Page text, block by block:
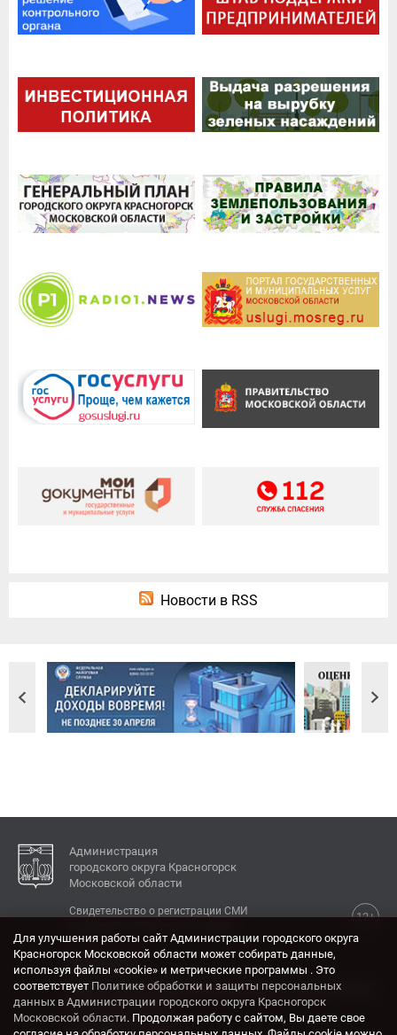
Новости в RSS
Администрация
городского округа Красногорск
Московской области
12+
Свидетельство о регистрации СМИ
КОНТАКТЫ
Адрес: 143404, Московская область, г. Красногорск,
ул. Ленина, дом 4.
Электронная почта:
Для улучшения работы сайт Администрации городского округа
Красногорск Московской области может собирать данные,
используя файлы «cookie» и метрические программы . Это
соответствует Политике обработки и защиты персональных
данных в Администрации городского округа Красногорск
Московской области. Продолжая работу с сайтом, Вы даете свое